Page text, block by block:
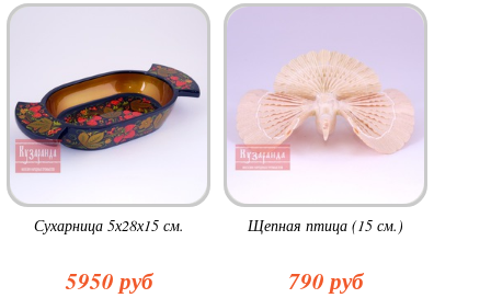
Сухарница 5х28х15 см.
5950 руб
Щепная птица (15 см.)
790 руб